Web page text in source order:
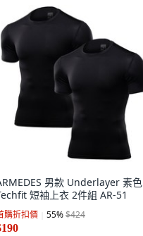
男款 Underlayer 素色
短袖上衣 2件組 AR-51
購折扣價 55%$424